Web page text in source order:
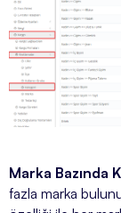
Marka Bazında
fazla marka